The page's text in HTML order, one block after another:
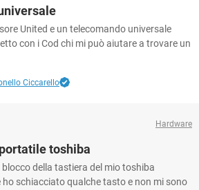
United e un telecomando universale
con i Cod chi mi può aiutare a trovare un
Ciccarello
Hardware
toshiba
della tastiera del mio toshiba
schiacciato qualche tasto e non mi sono